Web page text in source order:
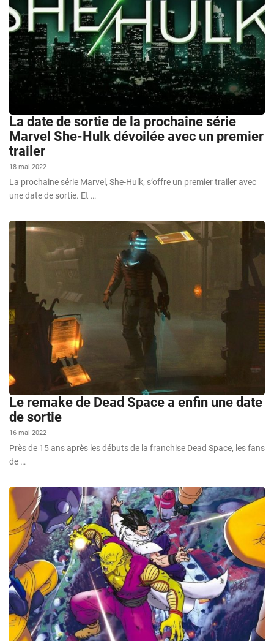
La date de sortie de la prochaine série
Marvel She-Hulk dévoilée avec un premier
trailer
18 mai 2022
La prochaine série Marvel, She-Hulk, s’offre un premier trailer avec
une date de sortie. Et …
Le remake de Dead Space a enfin une date
de sortie
16 mai 2022
Près de 15 ans après les débuts de la franchise Dead Space, les fans
de …